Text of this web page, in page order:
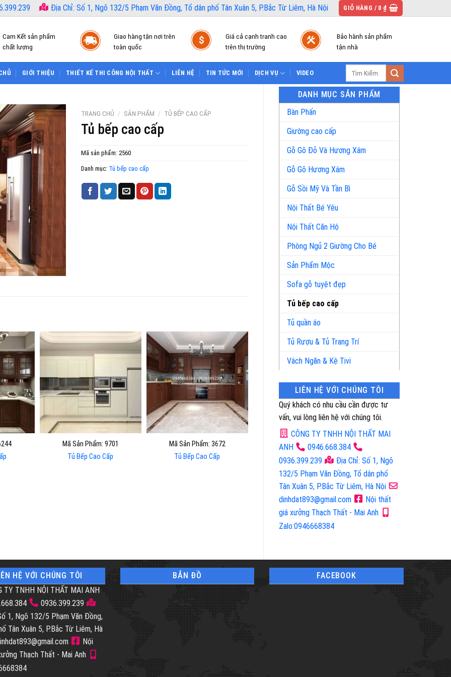
Địa Chỉ: Số 1, Ngõ 132/5 Phạm Văn Đồng, Tổ dân phố Tân Xuân 5, P.Bắc Từ Liêm, Hà Nội GIỎ HÀNG / 0 ₫
Cam Kết sản phẩm
chất lượng
Giao hàng tận nơi trên
toàn quốc
Giá cả cạnh tranh cao
trên thị trường
Bảo hành sản phẩm
tận nhà
GIỚI THIỆU THIẾT KẾ THI CÔNG NỘI THẤT LIÊN HỆ TIN TỨC MỚI DỊCH VỤ VIDEO
DANH MỤC SẢN PHẨM
Bàn Phấn
Giường cao cấp
Gỗ Gõ Đỏ Và Hương Xám
Gỗ Gõ Hương Xám
Gỗ Sồi Mỹ Và Tần Bì
Nội Thất Bé Yêu
Nội Thất Căn Hộ
Phòng Ngủ 2 Giường Cho Bé
Sản Phẩm Mộc
Sofa gỗ tuyệt đẹp
Tủ bếp cao cấp
Tủ quần áo
Tủ Rượu & Tủ Trang Trí
Vách Ngăn & Kệ Tivi
LIÊN HỆ VỚI CHÚNG TÔI
Quý khách có nhu cầu cần được tư
vấn, vui lòng liên hệ với chúng tôi.
CÔNG TY TNHH NỘI THẤT MAI
ANH
0946.668.384
0936.399.239
Địa Chỉ: Số 1, Ngõ
132/5 Phạm Văn Đồng, Tổ dân phố
Tân Xuân 5, P.Bắc Từ Liêm, Hà Nội
dinhdat893@gmail.com
Nội thất
giá xưởng Thạch Thất - Mai Anh
Zalo:0946668384
TRANG CHỦ / SẢN PHẨM / TỦ BẾP CAO CẤP
Tủ bếp cao cấp
Mã sản phẩm: 2560
Danh mục: Tủ bếp cao cấp
Mã Sản Phẩm: 9701
Tủ Bếp Cao Cấp
Mã Sản Phẩm: 3672
Tủ Bếp Cao Cấp
Mã Sản Phẩm: 7759
Tủ Bếp Cao Cấp
Tủ Bếp Cao Cấp
HỆ VỚI CHÚNG TÔI
TY TNHH NỘI THẤT MAI ANH
0936.399.239
1, Ngõ 132/5 Phạm Văn Đồng,
Tân Xuân 5, P.Bắc Từ Liêm, Hà
Nội
Thạch Thất - Mai Anh
BẢN ĐỒ FACEBOOK